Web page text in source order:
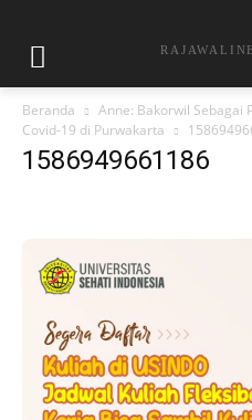
Beranda
Anne: Bakorwil Sebagai
Covid-19 di Purwakarta
1586949661186